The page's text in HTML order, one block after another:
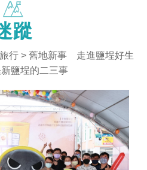
蹤
行> 舊地新事 走進鹽埕好生
鹽埕的二三事